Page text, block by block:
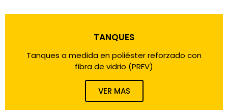
TANQUES
Tanques a medida en poliéster reforzado con
fibra de vidrio (PRFV)
VER MAS